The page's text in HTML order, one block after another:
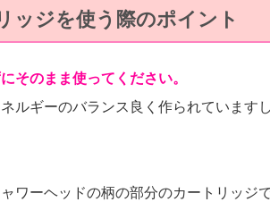
ッジを使う際のポイント
そのまま使ってください。
ルギーのバランス良く作られています
ワーヘッドの柄の部分のカートリッジで